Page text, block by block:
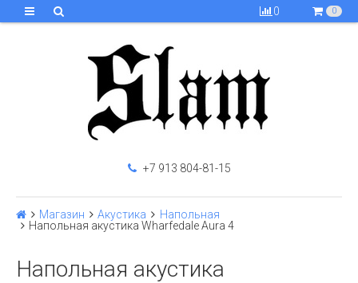
0 0
+7 913 804-81-15
Магазин Акустика
Напольная
Напольная акустика Wharfedale Aura 4
Напольная акустика